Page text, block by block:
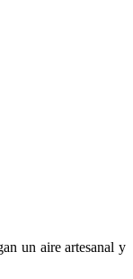
un aire artesanal y